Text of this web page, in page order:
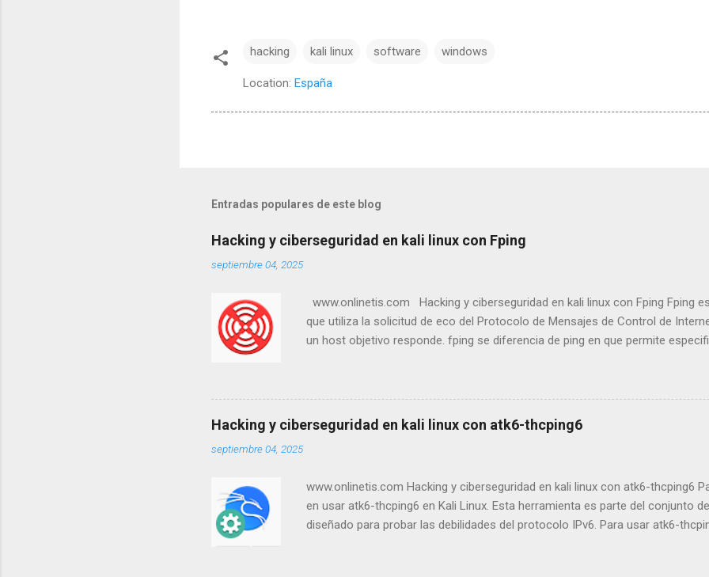
hacking kali linux software windows
Location: España
Entradas populares de este blog
Hacking y ciberseguridad en kali linux con Fping
septiembre 04, 2025
www.onlinetis.com Hacking y ciberseguridad en kali linux con Fping Fping
que utiliza la solicitud de eco del Protocolo de Mensajes de Control de
un host objetivo responde. fping se diferencia de ping en que permite
de ping y pasa al siguiente objetivo mediante un sistema de turnos
install fping fping Enviar paquetes ICMP ECHO_REQUEST a los hosts de la
con versiones anteriores de fping anteriores a la versión 4.0 El comando
Hacking y ciberseguridad en kali linux con atk6-thcping6
septiembre 04, 2025
www.onlinetis.com Hacking y ciberseguridad en kali linux con atk6-thcping6
en usar atk6-thcping6 en Kali Linux. Esta herramienta es parte del conjunto
diseñado para probar las debilidades del protocolo IPv6. Para usar atk6-